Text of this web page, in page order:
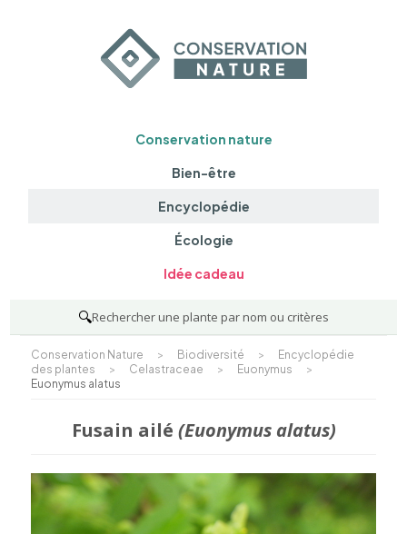
Conservation nature
Bien-être
Encyclopédie
Écologie
Idée cadeau
🔍Rechercher une plante par nom ou critères
Conservation Nature > Biodiversité >
Encyclopédie
des plantes
> Celastraceae > Euonymus
>
Euonymus alatus
Fusain ailé (Euonymus alatus)